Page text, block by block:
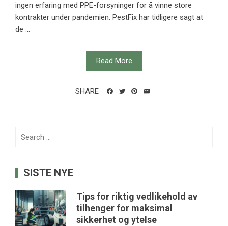
ingen erfaring med PPE-forsyninger for å vinne store
kontrakter under pandemien. PestFix har tidligere sagt at
de ...
Read More
SHARE
Search
SISTE NYE
Tips for riktig vedlikehold av
tilhenger for maksimal
sikkerhet og ytelse